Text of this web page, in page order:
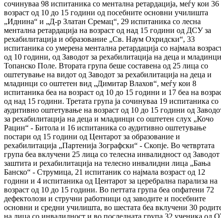
сочинуваа 98 испитаника со ментална ретардација, меѓу кои 36
возраст од 10 до 15 години од посебните основни училишта
„Иднина“ и „Д-р Златан Сремац“, 29 испитаника со лесна
ментална ретардација на возраст од над 15 години од ДСУ за
рехабилитација и образование „Св. Наум Охридски“, 33
испитаника со умерена ментална ретардација со најмала
од 10 години, од Заводот за рехабилитација на деца и
Топанско Поле. Втората група беше составена од 25 лица со
оштетување на видот од Заводот за рехабилитација на деца и
младинци со оштетен вид „Димитар Влахов“, меѓу кои 8
испитаника беа на возраст од 10 до 15 години и 17 беа на
од над 15 години. Третата група ја сочинуваа 19 испитаника со
аудитивно оштетување на возраст од 10 до 15 години од
за рехабилитација на деца и младинци со оштетен слух „Кочо
Рацин“ - Битола и 16 испитаника со аудитивно оштетување
постари од 15 години од Центарот за образование и
рехабилитација „Партенија Зографски“ - Скопје. Во четвртата
група беа вклучени 25 лица со телесна инвалидност од Заводот
заштита и рехабилитација на телесно инвалидни лица „Бања
Банско“ - Струмица, 21 испитаник со најмала возраст од 12
години и 4 испитаника од Центарот за церебрална парализа на
возраст од 10 до 15 години. Во петтата група беа опфатени 72
дефектолози и стручни работници од заводите и посебните
основни и средни училишта, во шестата беа вклучени 30